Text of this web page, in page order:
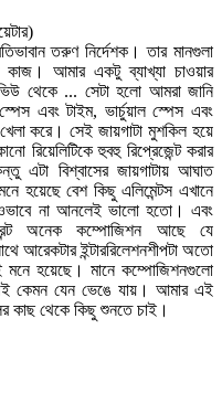
তরুণ নির্দেশক। তার মানগুলা
কাজ। আমার একটু ব্যাখ্যা চাওয়ার
ভিউ থেকে ... সেটা হলো আমরা জানি
এবং টাইম, ভার্চুয়াল স্পেস এবং
করে। সেই জায়গাটা মুশকিল হয়ে
রিয়েলিটিকে হুবহু রিপ্রেজেন্ট করার
এটা বিশ্বাসের জায়গাটায় আঘাত
হয়েছে বেশ কিছু এলিমেন্টস এখানে
না আনলেই ভালো হতো। এবং
অনেক কম্পোজিশন আছে যে
আরেকটার ইন্টাররিলেশনশীপটা অতো
মনে হয়েছে। মানে কম্পোজিশনগুলো
কেমন যেন ভেঙে যায়। আমার এই
কাছ থেকে কিছু শুনতে চাই।